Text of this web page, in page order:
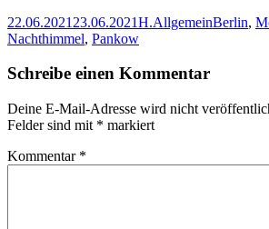
Veröffentlicht
am
22.06.2021 23.06.2021Autor
H.Kategorien
AllgemeinBerlin,
Nachthimmel, Pankow
Schreibe einen Kommentar
Deine E-Mail-Adresse wird nicht
Felder sind mit * markiert
Kommentar *